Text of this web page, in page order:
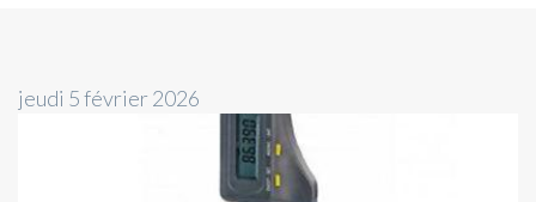
jeudi 5 février 2026